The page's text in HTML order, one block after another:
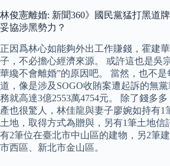
林俊憲離婚: 新聞360》國民黨猛打黑道
妥協涉黑勢力？
正因爲林心如能夠外出工作賺錢，霍建
子，不必擔心經濟來源。 或許這也是吳
華纔不會離婚”的原因吧。 當然，也不
道，像是涉及SOGO收賄案遭起訴的無
務就高達3億2553萬4754元。 除了錢多
產也很驚人，林佳龍與妻子廖婉如持有1
土地，取得方式為贈與，另有1筆土地信
有2筆位在臺北市中山區的建物，另2筆建
市西區、新北市金山區。